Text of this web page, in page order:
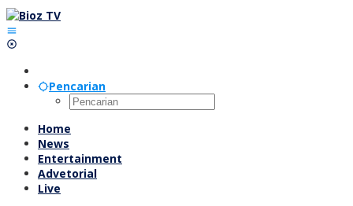
Lewati
ke
konten
Pencarian
Home
News
Entertainment
Advetorial
Live